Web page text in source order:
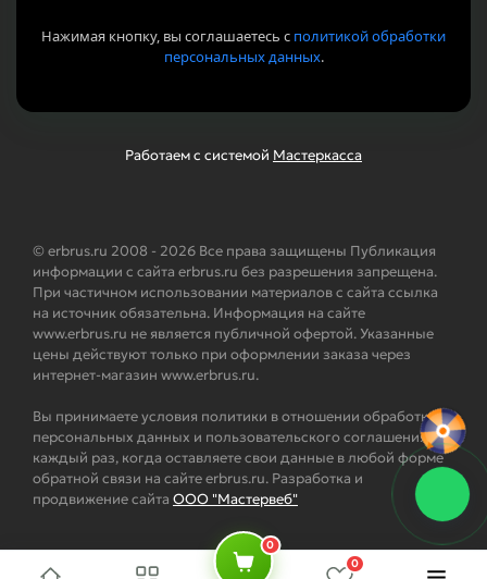
0
0
Нажимая кнопку, вы соглашаетесь с политикой обработки
персональных данных.
Работаем с системой Мастеркасса
© erbrus.ru 2008 - 2026 Все права защищены Публикация
информации с сайта erbrus.ru без разрешения запрещена.
При частичном использовании материалов с сайта ссылка
на источник обязательна. Информация на сайте
www.erbrus.ru не является публичной офертой. Указанные
цены действуют только при оформлении заказа через
интернет-магазин www.erbrus.ru.
Вы принимаете условия политики в отношении обработки
персональных данных и пользовательского соглашения
каждый раз, когда оставляете свои данные в любой форме
обратной связи на сайте erbrus.ru. Разработка и
продвижение сайта ООО "Мастервеб"